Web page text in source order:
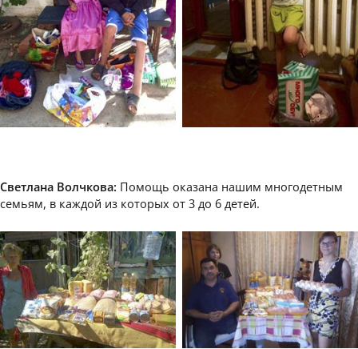
Светлана Волчкова: Помощь оказана нашим многодетным
семьям, в каждой из которых от 3 до 6 детей.